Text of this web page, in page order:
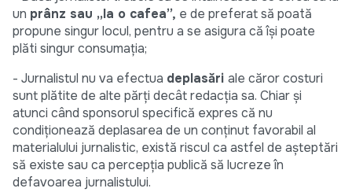
un prânz sau „la o cafea”, e de preferat să poată
propune singur locul, pentru a se asigura că își poate
plăti singur consumaţia;
- Jurnalistul nu va efectua deplasări ale căror costuri
sunt plătite de alte părţi decât redacţia sa. Chiar și
atunci când sponsorul specifică expres că nu
condiţionează deplasarea de un conţinut favorabil al
materialului jurnalistic, există riscul ca astfel de așteptări
să existe sau ca percepţia publică să lucreze în
defavoarea jurnalistului.